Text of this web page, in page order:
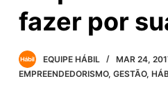
fazer por
EQUIPE HÁBIL
MAR 24,
EMPREENDEDORISMO, GESTÃO,